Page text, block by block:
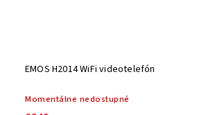
EMOS H2014 WiFi videotelefón
Momentálne nedostupné